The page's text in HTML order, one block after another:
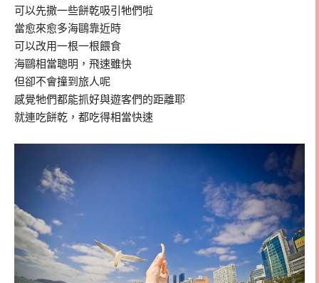
可以先撒一些餅乾吸引牠們啦
當愈來愈多海鷗靠近時
可以改用一根一根餵食
海鷗相當聰明，飛速雖快
但卻不會撞到旅人呢
感覺牠們都能抓好與遊客們的距離耶
就連吃餅乾，都吃得相當快速